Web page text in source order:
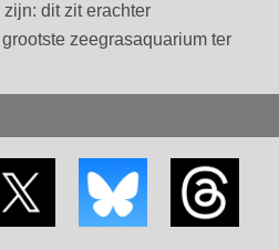
dit zit erachter
zeegrasaquarium ter